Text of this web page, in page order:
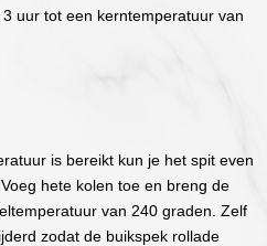
uur tot een kerntemperatuur van
is bereikt kun je het spit even
hete kolen toe en breng de
van 240 graden. Zelf
zodat de buikspek rollade